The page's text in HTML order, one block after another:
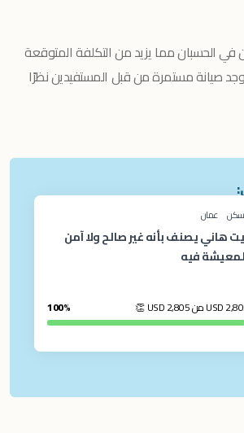
في الحسبان مما يزيد من التكلفة المتوقعة
صيانة مستمرة من قبل المستفيدين نظرًا
عمان
هاني يصنف بأنه غير صالح ولا آمن
فيه
USDمن 2,805 USD
👏
100%